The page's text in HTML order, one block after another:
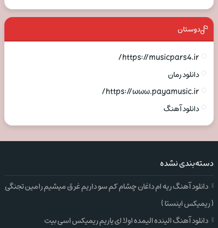
دوستان
https://musicpars4.ir/
دانلود رمان
https://www.payamusic.ir/
دانلود آهنگ
دسته‌بندی نشده
دانلود آهنگ ریه ام داغان چشام کم سو داریم غرق میشیم رامین تجنگی
( ریمیکس اینستا )
دانلود آهنگ الینده الیمده اولا ای یاریم ریمیکس اسی بیت